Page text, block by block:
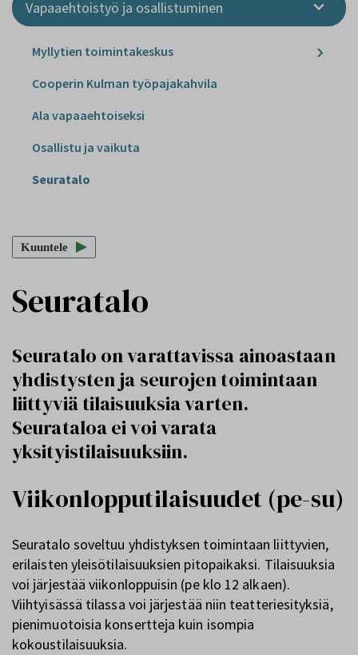
Vapaaehtoistyö ja osallistuminen
Myllytien toimintakeskus
Cooperin Kulman työpajakahvila
Ala vapaaehtoiseksi
Osallistu ja vaikuta
Seuratalo
Kuuntele
Seuratalo
Seuratalo on varattavissa ainoastaan
yhdistysten ja seurojen toimintaan
liittyviä tilaisuuksia varten.
Seurataloa ei voi varata
yksityistilaisuuksiin.
Viikonlopputilaisuudet (pe-su)
Seuratalo soveltuu yhdistyksen toimintaan liittyvien,
erilaisten yleisötilaisuuksien pitopaikaksi. Tilaisuuksia
voi järjestää viikonloppuisin (pe klo 12 alkaen).
Viihtyisässä tilassa voi järjestää niin teatteriesityksiä,
pienimuotoisia konsertteja kuin isompia
kokoustilaisuuksia.